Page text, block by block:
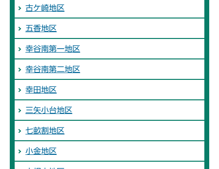
古ケ崎地区
五香地区
幸谷南第一地区
幸谷南第二地区
幸田地区
三矢小台地区
七畝割地区
小金地区